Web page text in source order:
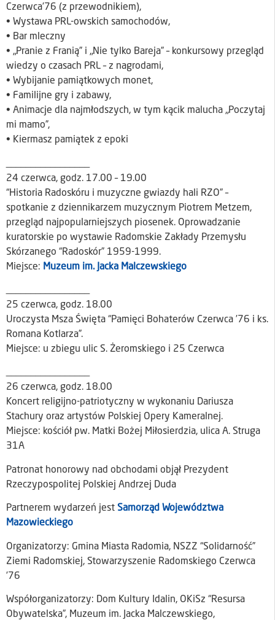
Czerwca’76 (z przewodnikiem),
• Wystawa PRL-owskich samochodów,
• Bar mleczny
• „Pranie z Franią” i „Nie tylko Bareja” – konkursowy przegląd
wiedzy o czasach PRL – z nagrodami,
• Wybijanie pamiątkowych monet,
• Familijne gry i zabawy,
• Animacje dla najmłodszych, w tym kącik malucha „Poczytaj
mi mamo”,
• Kiermasz pamiątek z epoki
24 czerwca, godz. 17.00 – 19.00
“Historia Radoskóru i muzyczne gwiazdy hali RZO” –
spotkanie z dziennikarzem muzycznym Piotrem Metzem,
przegląd najpopularniejszych piosenek. Oprowadzanie
kuratorskie po wystawie Radomskie Zakłady Przemysłu
Skórzanego “Radoskór” 1959-1999.
Miejsce: Muzeum im. Jacka Malczewskiego
25 czerwca, godz. 18.00
Uroczysta Msza Święta “Pamięci Bohaterów Czerwca ’76 i ks.
Romana Kotlarza”.
Miejsce: u zbiegu ulic S. Żeromskiego i 25 Czerwca
26 czerwca, godz. 18.00
Koncert religijno-patriotyczny w wykonaniu Dariusza
Stachury oraz artystów Polskiej Opery Kameralnej.
Miejsce: kościół pw. Matki Bożej Miłosierdzia, ulica A. Struga
31A
Patronat honorowy nad obchodami objął Prezydent
Rzeczypospolitej Polskiej Andrzej Duda
Partnerem wydarzeń jest Samorząd Województwa
Mazowieckiego
Organizatorzy: Gmina Miasta Radomia, NSZZ “Solidarność”
Ziemi Radomskiej, Stowarzyszenie Radomskiego Czerwca
’76
Współorganizatorzy: Dom Kultury Idalin, OKiSz “Resursa
Obywatelska”, Muzeum im. Jacka Malczewskiego,